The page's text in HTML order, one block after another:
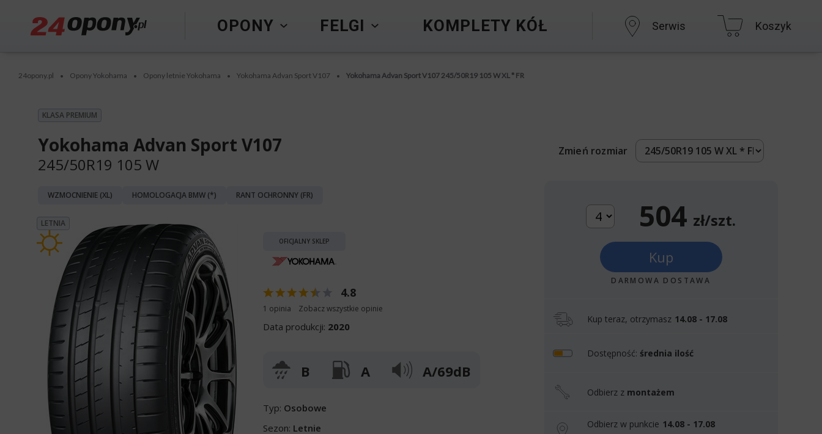
OPONY FELGI KOMPLETY KÓŁ Serwis Koszyk
24opony.pl • Opony Yokohama • Opony letnie Yokohama • Yokohama Advan Sport V107 • Yokohama Advan Sport V107 245/50R19 105 W XL * FR
KLASA PREMIUM
Yokohama Advan Sport V107
245/50R19 105 W
WZMOCNIENIE (XL) HOMOLOGACJA BMW (*) RANT OCHRONNY (FR)
LETNIA
OFICJALNY SKLEP
4.8
1 opinia Zobacz wszystkie opinie
Data produkcji: 2020
B A A/69dB
Typ: Osobowe
Sezon: Letnie
Zmień rozmiar
504 zł/szt.
Kup
DARMOWA DOSTAWA
Kup teraz, otrzymasz 14.08 - 17.08
Dostępność: średnia ilość
Odbierz z montażem
Odbierz w punkcie 14.08 - 17.08